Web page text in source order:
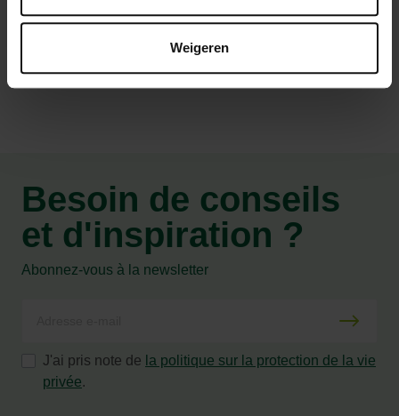
Weigeren
Besoin de conseils
et d'inspiration ?
Abonnez-vous à la newsletter
J'ai pris note de la politique sur la protection de la vie
privée.